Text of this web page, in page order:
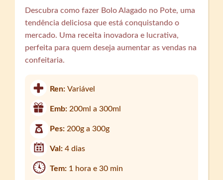
Descubra como fazer Bolo Alagado no Pote, uma
tendência deliciosa que está conquistando o
mercado. Uma receita inovadora e lucrativa,
perfeita para quem deseja aumentar as vendas na
confeitaria.
Ren:Variável
Emb: 200ml a 300ml
Pes: 200g a 300g
Val:4 dias
Tem: 1 hora e 30 min